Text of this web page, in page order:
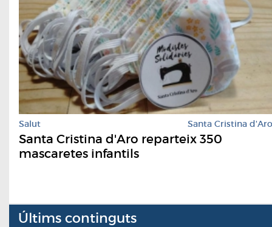
Salut Santa Cristina d'Aro
Santa Cristina d'Aro reparteix 350
mascaretes infantils
Últims continguts